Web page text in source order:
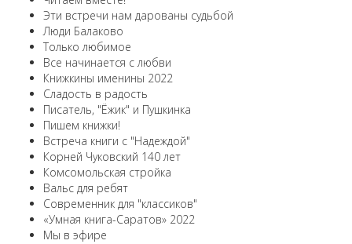
Эти встречи нам дарованы судьбой
Люди Балаково
Только любимое
Все начинается с любви
Книжкины именины 2022
Сладость в радость
Писатель, "Ёжик" и Пушкинка
Пишем книжки!
Встреча книги с "Надеждой"
Корней Чуковский 140 лет
Комсомольская стройка
Вальс для ребят
Современник для "классиков"
«Умная книга-Саратов» 2022
Мы в эфире